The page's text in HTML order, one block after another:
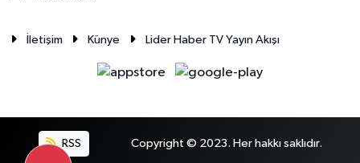
İletişim Künye Lider Haber TV Yayın Akışı
RSS Copyright © 2023. Her hakkı saklıdır.